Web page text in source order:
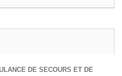
DE SECOURS ET DE